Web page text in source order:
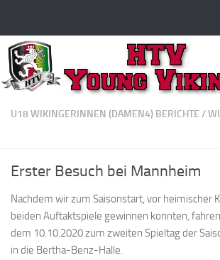
U18 WIKINGERINNEN (DAMEN4) BERICHTE /
Erster Besuch bei Mannheim
Nachdem wir zum Saisonstart, vor heimischer
beiden Auftaktspiele gewinnen konnten,
dem 10.10.2020 zum zweiten Spieltag der
in die Bertha-Benz-Halle.